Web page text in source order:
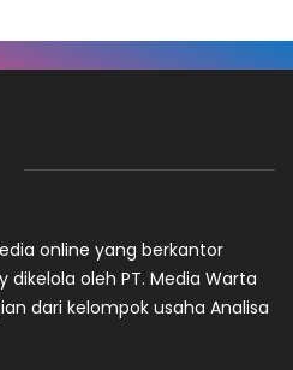
online yang berkantor
dikelola oleh PT. Media Warta
dari kelompok usaha Analisa